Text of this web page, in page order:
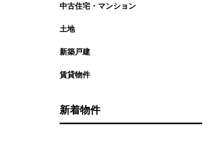
中古住宅・マンション
土地
新築戸建
賃貸物件
新着物件